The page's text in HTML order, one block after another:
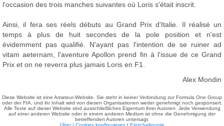
l'occasion des trois manches suivantes où Loris s'était inscrit.
Ainsi, il fera ses réels débuts au Grand Prix d'Italie. Il réalisé un
temps à plus de huit secondes de la pole position et n'est
évidemment pas qualifié. N'ayant pas l'intention de se ruiner ad
vitam aeternam, l'aventure Apollon prend fin à l'issue de ce Grand
Prix et on ne reverra plus jamais Loris en F1.
Alex Mondin
Diese Website ist eine Amateur-Website. Sie steht in keiner Verbindung zur Formula One Group
oder der FIA, und ihr Inhalt wird von diesen Organisationen weder genehmigt noch gesponsert.
Alle Texte auf dieser Website sind ausschließliches Eigentum ihrer Autoren. Jede Verwendung
auf einer anderen Website oder in einem anderen Medium ist ohne die Genehmigung der
betreffenden Autoren untersagt.
Über / Cookies konfigurieren | Einschaltquote